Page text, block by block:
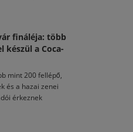
fináléja: több
készül a Coca-
mint 200 fellépő,
és a hazai zenei
érkeznek